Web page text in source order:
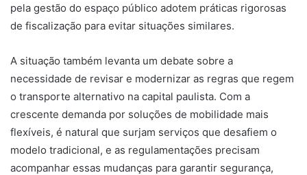
pela gestão do espaço público adotem práticas rigorosas
de fiscalização para evitar situações similares.
A situação também levanta um debate sobre a
necessidade de revisar e modernizar as regras que regem
o transporte alternativo na capital paulista. Com a
crescente demanda por soluções de mobilidade mais
flexíveis, é natural que surjam serviços que desafiem o
modelo tradicional, e as regulamentações precisam
acompanhar essas mudanças para garantir segurança,